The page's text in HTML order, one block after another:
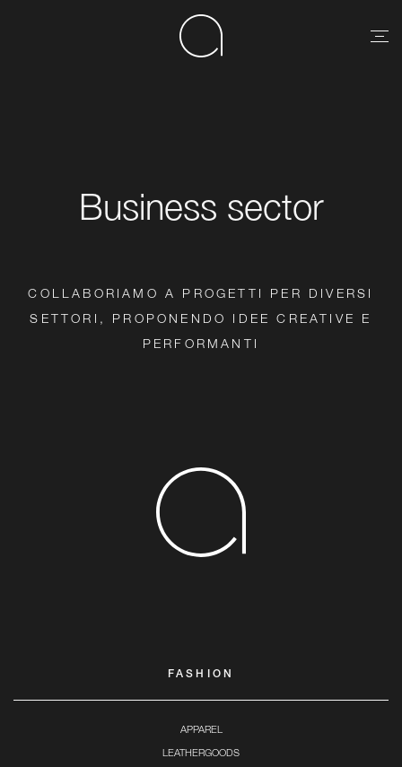
Business sector
COLLABORIAMO A PROGETTI PER DIVERSI
SETTORI, PROPONENDO IDEE CREATIVE E
PERFORMANTI
FASHION
APPAREL
LEATHERGOODS